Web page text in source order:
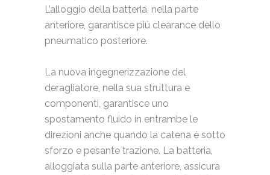
L’alloggio della batteria, nella parte
anteriore, garantisce piú clearance dello
pneumatico posteriore.
La nuova ingegnerizzazione del
deragliatore, nella sua struttura e
componenti, garantisce uno
spostamento fluido in entrambe le
direzioni anche quando la catena è sotto
sforzo e pesante trazione. La batteria,
alloggiata sulla parte anteriore, assicura